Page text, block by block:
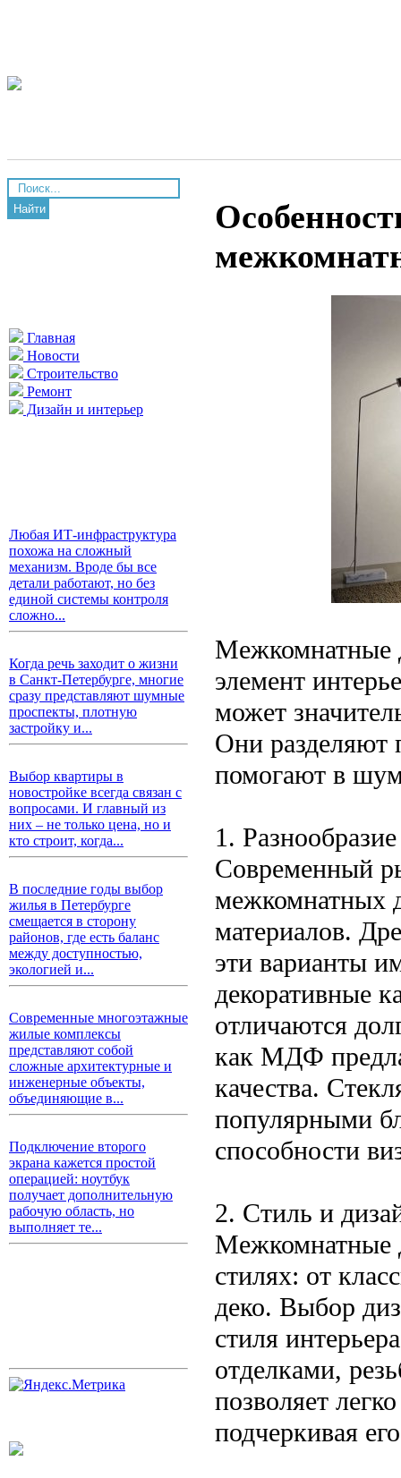
Найти
Главная
Новости
Строительство
Ремонт
Дизайн и интерьер
Любая ИТ-инфраструктура
похожа на сложный
механизм. Вроде бы все
детали работают, но без
единой системы контроля
сложно...
Когда речь заходит о жизни
в Санкт-Петербурге, многие
сразу представляют шумные
проспекты, плотную
застройку и...
Выбор квартиры в
новостройке всегда связан с
вопросами. И главный из
них – не только цена, но и
кто строит, когда...
В последние годы выбор
жилья в Петербурге
смещается в сторону
районов, где есть баланс
между доступностью,
экологией и...
Современные многоэтажные
жилые комплексы
представляют собой
сложные архитектурные и
инженерные объекты,
объединяющие в...
Подключение второго
экрана кажется простой
операцией: ноутбук
получает дополнительную
рабочую область, но
выполняет те...
Межкомнатные
элемент
может
Они разделяют
помогают в
1.
Современный
межкомнатных
материалов.
эти варианты
декоративные
отличаются
как МДФ
качества.
популярными
способности
2. Стиль и
Межкомнатные
стилях: от
деко. Выбор
стиля
отделками,
позволяет
подчеркивая